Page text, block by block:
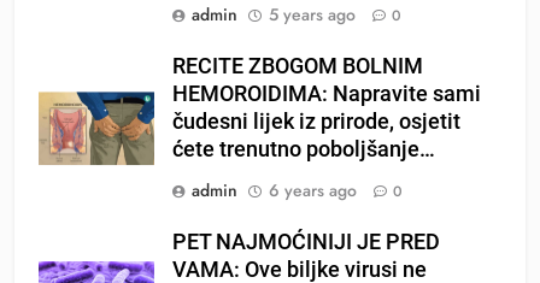
admin
5 years ago 0
RECITE ZBOGOM BOLNIM
HEMOROIDIMA: Napravite sami
čudesni lijek iz prirode, osjetit
ćete trenutno poboljšanje…
admin
6 years ago 0
PET NAJMOĆINIJI JE PRED
VAMA: Ove biljke virusi ne